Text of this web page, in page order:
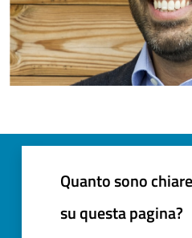
Quanto sono
su questa pagina?